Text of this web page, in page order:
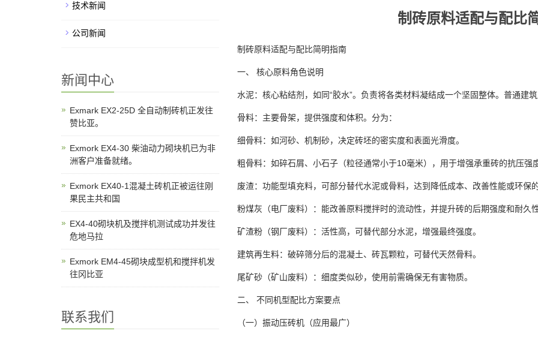
制砖原料适配与配比
制砖原料适配与配比简明指南
一、 核心原料角色说明
水泥：核心粘结剂，如同“胶水”。负责将各类材料凝结成一个坚固整体。普通建
骨料：主要骨架，提供强度和体积。分为：
细骨料：如河砂、机制砂，决定砖坯的密实度和表面光滑度。
粗骨料：如碎石屑、小石子（粒径通常小于10毫米），用于增强承重砖的抗压强
废渣：功能型填充料，可部分替代水泥或骨料，达到降低成本、改善性能或环保
粉煤灰（电厂废料）：能改善原料搅拌时的流动性，并提升砖的后期强度和耐久
矿渣粉（钢厂废料）：活性高，可替代部分水泥，增强最终强度。
建筑再生料：破碎筛分后的混凝土、砖瓦颗粒，可替代天然骨料。
尾矿砂（矿山废料）：细度类似砂，使用前需确保无有害物质。
二、 不同机型配比方案要点
（一）振动压砖机（应用最广）
技术新闻
公司新闻
新闻中心
Exmark EX2-25D 全自动制砖机正发往
赞比亚。
Exmork EX4-30 柴油动力砌块机已为非
洲客户准备就绪。
Exmork EX40-1混凝土砖机正被运往刚
果民主共和国
EX4-40砌块机及搅拌机测试成功并发往
危地马拉
Exmork EM4-45砌块成型机和搅拌机发
往冈比亚
联系我们